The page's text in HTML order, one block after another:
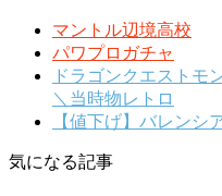
マントル辺境高校
パワプロガチャ
ドラゴンクエストモ
＼当時物レトロ
【値下げ】バレンシ
気になる記事